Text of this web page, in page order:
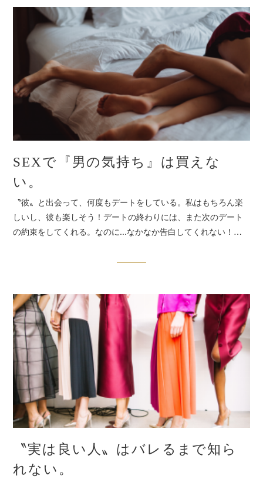
SEXで『男の気持ち』は買えな
い。
〝彼〟と出会って、何度もデートをしている。私はもちろん楽
しいし、彼も楽しそう！デートの終わりには、また次のデート
の約束をしてくれる。なのに...なかなか告白してくれない！…
〝実は良い人〟はバレるまで知ら
れない。